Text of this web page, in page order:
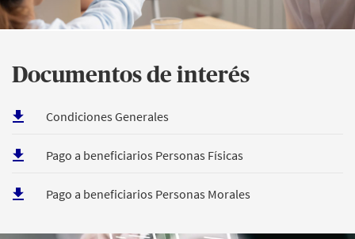
Documentos de interés
Condiciones Generales
Pago a beneficiarios Personas Físicas
Pago a beneficiarios Personas Morales